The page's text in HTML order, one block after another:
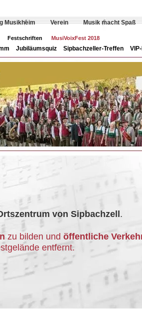
Musikheim Verein Musik macht Spaß
Festschriften MusiVoixFest 2018
Jubiläumsquiz Sipbachzeller-Treffen
von Sipbachzell .
zu bilden und öffentliche
entfernt.